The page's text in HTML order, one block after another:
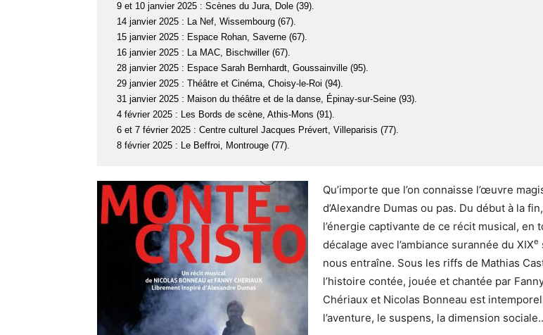
9 et 10 janvier 2025 : Scènes du Jura, Dole (39).
14 janvier 2025 : La Nef, Wissembourg (67).
15 janvier 2025 : Espace Rohan, Saverne (67).
16 janvier 2025 : La MAC, Bischwiller (67).
28 janvier 2025 : Espace Sarah Bernhardt, Goussainville (95).
29 janvier 2025 : Théâtre et Cinéma, Choisy-le-Roi (94).
31 janvier 2025 : Maison du théâtre et de la danse, Épinay-sur-Seine (93).
4 février 2025 : Les Bords de scène, Athis-Mons (91).
6 et 7 février 2025 : Centre culturel Jacques Prévert, Villeparisis (77).
8 février 2025 : Le Beffroi, Montrouge (77).
Qu’importe que l’on connaisse l’œuvre
d’Alexandre Dumas ou pas. Du début à la fin,
l’énergie captivante de ce récit musical, en
décalage avec l’ambiance surannée du XIXe
nous entraîne. Sous les riffs de Mathias
l’histoire contée, jouée et chantée par
Chériaux et Nicolas Bonneau est
l’aventure, le suspens, la dimension